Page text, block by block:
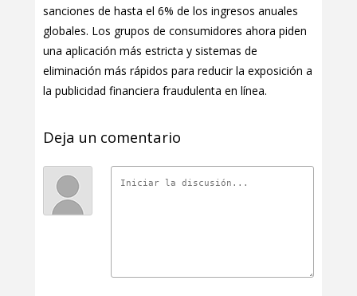
sanciones de hasta el 6% de los ingresos anuales
globales. Los grupos de consumidores ahora piden
una aplicación más estricta y sistemas de
eliminación más rápidos para reducir la exposición a
la publicidad financiera fraudulenta en línea.
Deja un comentario